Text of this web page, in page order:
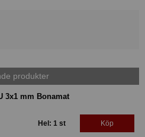
produkter
3x1 mm Bonamat
Hel: 1 st Köp